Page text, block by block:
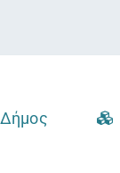
Δήμος